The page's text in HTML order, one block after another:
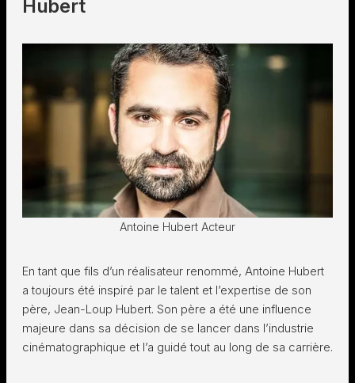
Hubert
Antoine Hubert Acteur
En tant que fils d’un réalisateur renommé, Antoine Hubert
a toujours été inspiré par le talent et l’expertise de son
père, Jean-Loup Hubert. Son père a été une influence
majeure dans sa décision de se lancer dans l’industrie
cinématographique et l’a guidé tout au long de sa carrière.